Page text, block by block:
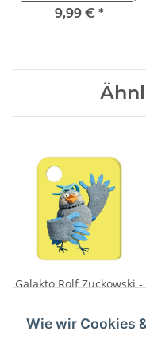
Wie wir Cookies
was du über sie wissen
9,99 € *
Galakto Rolf Zuckowski -
Vogelhochzeit
11,99 € *